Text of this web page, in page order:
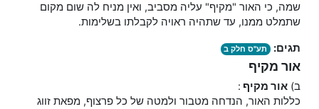
שמה, כי האור "מקיף" עליה מסביב, ואין מניח לה שום מקום
שתמלט ממנו, עד שתהיה ראויה לקבלתו בשלימות.
תגים: תע"ס חלק ב
אור מקיף
ב)אור מקיף :
כללות האור, הנדחה מטבור ולמטה של כל פרצוף, מפאת זווג